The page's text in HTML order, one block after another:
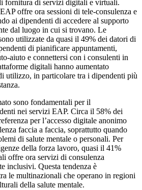
fornitura di servizi digitali e virtuali.
offre ora sessioni di tele-consulenza e
ai dipendenti di accedere al supporto
dal luogo in cui si trovano. Le
utilizzate da quasi il 49% dei datori di
di pianificare appuntamenti,
aiuto e connettersi con i consulenti in
digitali hanno aumentato
utilizzo, in particolare tra i dipendenti più
sono fondamentali per il
nei servizi EAP. Circa il 58% dei
per l’accesso digitale anonimo
faccia a faccia, soprattutto quando
di salute mentale o personali. Per
della forza lavoro, quasi il 41%
offre ora servizi di consulenza
inclusivi. Questa tendenza è
le multinazionali che operano in regioni
della salute mentale.